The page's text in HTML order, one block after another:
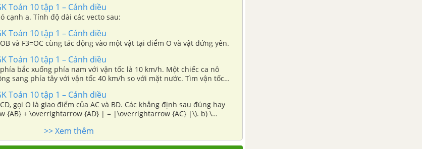
Toán 10 tập 1 – Cánh diều
cạnh a. Tính độ dài các vecto sau:
Toán 10 tập 1 – Cánh diều
và F3=OC cùng tác động vào một vật tại điểm O và vật đứng yên.
Toán 10 tập 1 – Cánh diều
bắc xuống phía nam với vận tốc là 10 km/h. Một chiếc ca nô
sang phía tây với vận tốc 40 km/h so với mặt nước. Tìm vận tốc
Toán 10 tập 1 – Cánh diều
gọi O là giao điểm của AC và BD. Các khẳng định sau đúng hay
>> Xem thêm